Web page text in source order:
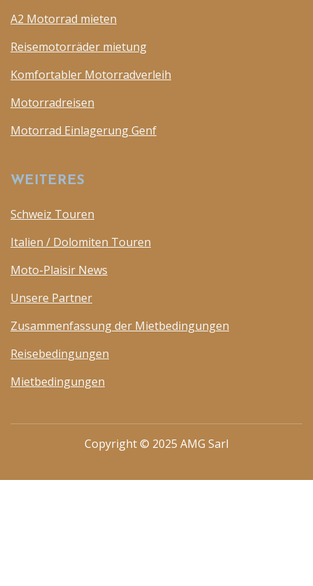
A2 Motorrad mieten
Reisemotorräder mietung
Komfortabler Motorradverleih
Motorradreisen
Motorrad Einlagerung Genf
WEITERES
Schweiz Touren
Italien / Dolomiten Touren
Moto-Plaisir News
Unsere Partner
Zusammenfassung der Mietbedingungen
Reisebedingungen
Mietbedingungen
Copyright © 2025 AMG Sarl